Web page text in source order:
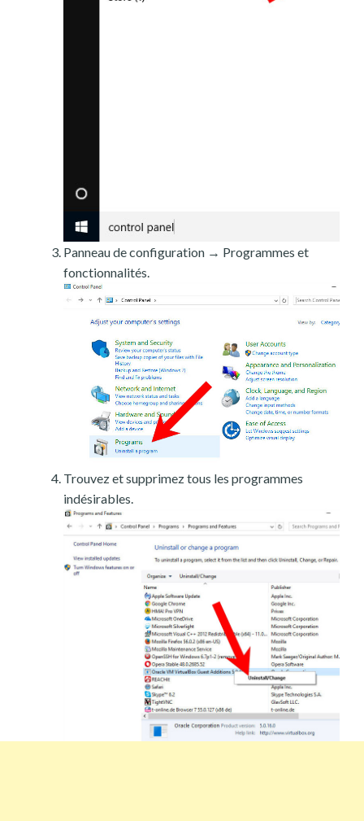
Panneau de configuration → Programmes et
fonctionnalités.
Trouvez et supprimez tous les programmes
indésirables.